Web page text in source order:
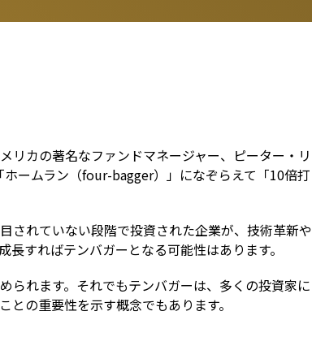
リカの著名なファンドマネージャー、ピーター・リ
ームラン（four-bagger）」になぞらえて「10倍打
されていない段階で投資された企業が、技術革新や
すればテンバガーとなる可能性はあります。
られます。それでもテンバガーは、多くの投資家に
の重要性を示す概念でもあります。